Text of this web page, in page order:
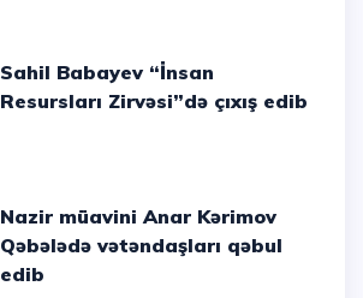
Sahil Babayev “İnsan
Resursları Zirvəsi”də çıxış edib
Nazir müavini Anar Kərimov
Qəbələdə vətəndaşları qəbul
edib